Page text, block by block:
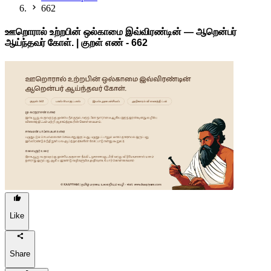
662
ஊறொரால் உற்றபின் ஒல்காமை இவ்விரண்டின் — ஆறென்பர்
ஆய்ந்தவர் கோள். | குறள் எண் - 662
Like
Share